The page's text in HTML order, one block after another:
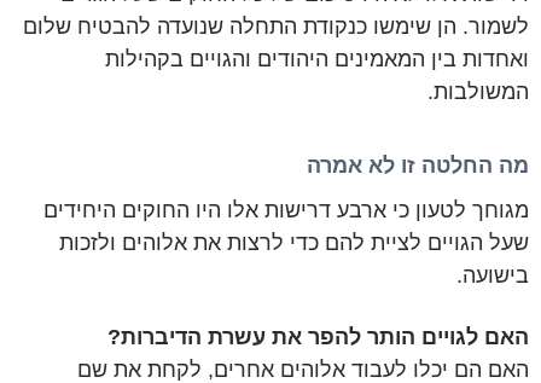
לשמור. הן שימשו כנקודת התחלה שנועדה להבטיח שלום
ואחדות בין המאמינים היהודים והגויים בקהילות
המשולבות.
מה החלטה זו לא אמרה
מגוחך לטעון כי ארבע דרישות אלו היו החוקים היחידים
שעל הגויים לציית להם כדי לרצות את אלוהים ולזכות
בישועה.
האם לגויים הותר להפר את עשרת הדיברות?
האם הם יכלו לעבוד אלוהים אחרים, לקחת את שם